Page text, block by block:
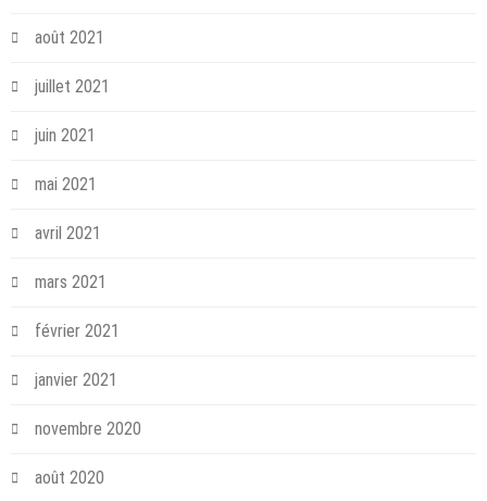
août 2021
juillet 2021
juin 2021
mai 2021
avril 2021
mars 2021
février 2021
janvier 2021
novembre 2020
août 2020